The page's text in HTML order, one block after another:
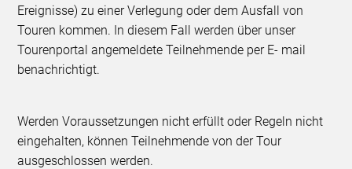
Ereignisse) zu einer Verlegung oder dem Ausfall von
Touren kommen. In diesem Fall werden über unser
Tourenportal angemeldete Teilnehmende per E- mail
benachrichtigt.
Werden Voraussetzungen nicht erfüllt oder Regeln nicht
eingehalten, können Teilnehmende von der Tour
ausgeschlossen werden.